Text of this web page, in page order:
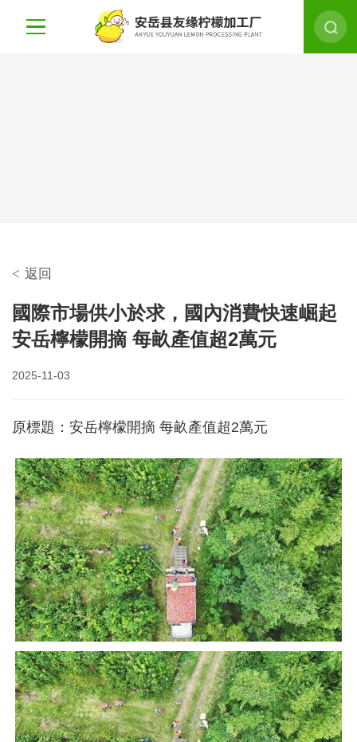
< 返回
國際市場供小於求，國內消費快速崛起
安岳檸檬開摘 每畝產值超2萬元
2025-11-03
原標題：安岳檸檬開摘 每畝產值超2萬元